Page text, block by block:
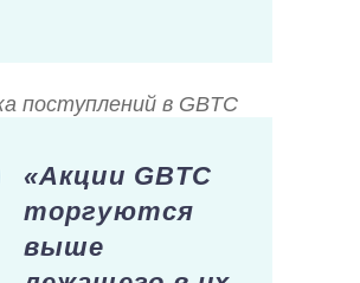
поступлений в GBTC
«Акции GBTC
торгуются
выше